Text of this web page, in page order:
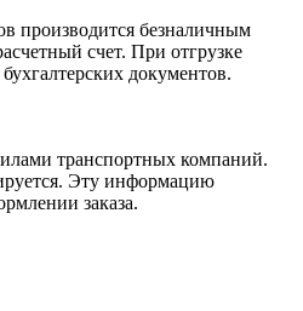
производится безналичным
счет. При отгрузке
документов.
транспортных компаний.
Эту информацию
заказа.